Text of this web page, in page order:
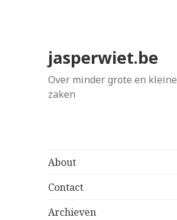
jasperwiet.be
Over minder grote en kleine
zaken
About
Contact
Archieven